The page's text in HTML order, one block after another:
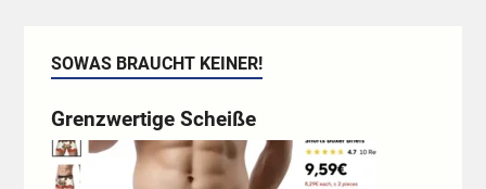
SOWAS BRAUCHT KEINER!
Grenzwertige Scheiße